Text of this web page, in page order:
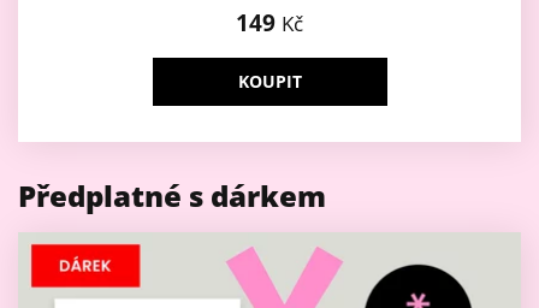
149 Kč
KOUPIT
Předplatné s dárkem